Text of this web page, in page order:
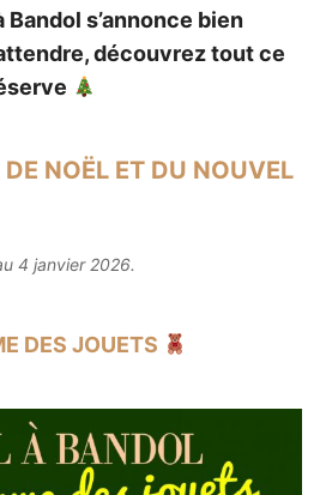
Bandol s’annonce bien
découvrez tout ce
NOËL ET DU NOUVEL
4 janvier 2026.
DES JOUETS